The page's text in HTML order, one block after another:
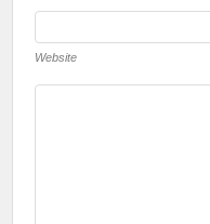
Website